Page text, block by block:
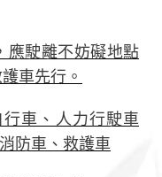
應駛離不妨礙地點
車先行。
行車、人力行駛車
防車、救護車